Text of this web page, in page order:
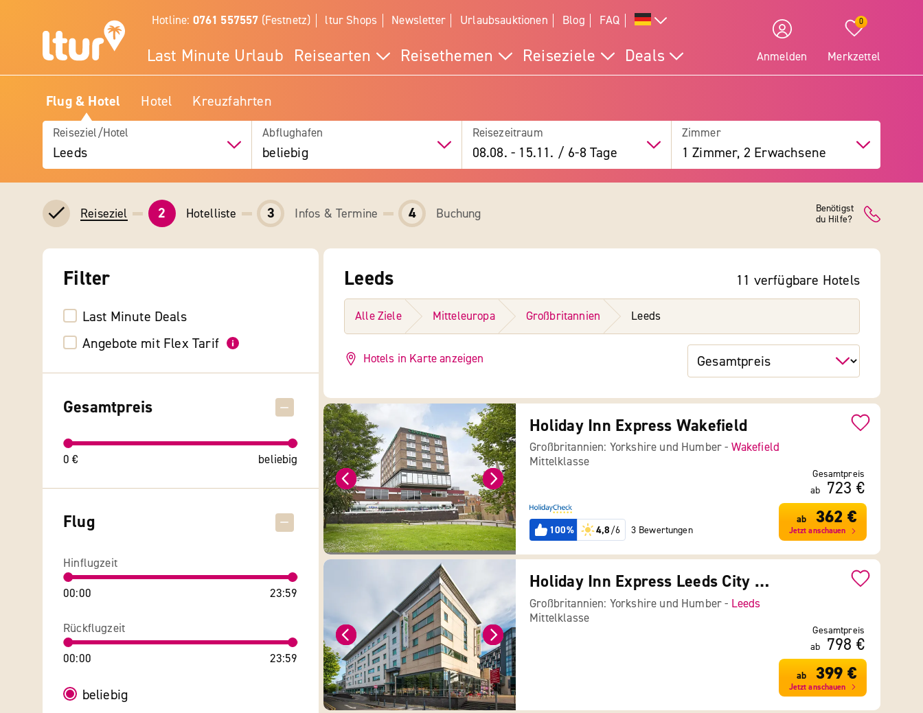
Hotline: 0761 557557 (Festnetz) ltur Shops Newsletter Urlaubsauktionen Blog FAQ
Last Minute Urlaub Reisearten Reisethemen Reiseziele Deals Anmelden
0
Merkzettel
Flug & Hotel Hotel Kreuzfahrten
Reiseziel/Hotel
Leeds
Abflughafen
beliebig
Reisezeitraum
08.08. - 15.11. / 6-8 Tage
Zimmer
1 Zimmer, 2 Erwachsene
Reiseziel 2 Hotelliste 3 Infos & Termine 4 Buchung
Benötigst
du Hilfe?
Filter
Last Minute Deals
Angebote mit Flex Tarif
Gesamtpreis
0 € beliebig
Flug
Hinflugzeit
00:00 23:59
Rückflugzeit
00:00 23:59
beliebig
Leeds 11 verfügbare Hotels
Alle Ziele Mitteleuropa Großbritannien Leeds
Hotels in Karte anzeigen
Holiday Inn Express Wakefield
Großbritannien: Yorkshire und Humber - Wakefield
Mittelklasse
100% 4,8/6 3 Bewertungen
Gesamtpreis
ab
723 €
ab 362 €
Jetzt anschauen
Holiday Inn Express Leeds City Centre Armouries
Großbritannien: Yorkshire und Humber - Leeds
Mittelklasse
Gesamtpreis
ab
798 €
ab 399 €
Jetzt anschauen